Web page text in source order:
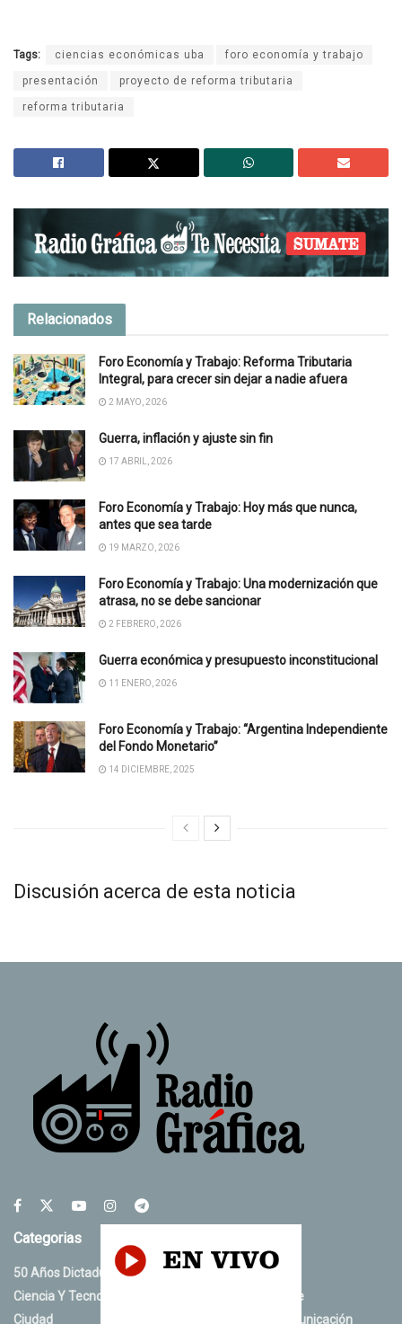
Tags: ciencias económicas uba foro economía y trabajo
presentación proyecto de reforma tributaria
reforma tributaria
Relacionados
Foro Economía y Trabajo: Reforma Tributaria
Integral, para crecer sin dejar a nadie afuera
2 MAYO, 2026
Guerra, inflación y ajuste sin fin
17 ABRIL, 2026
Foro Economía y Trabajo: Hoy más que nunca,
antes que sea tarde
19 MARZO, 2026
Foro Economía y Trabajo: Una modernización que
atrasa, no se debe sancionar
2 FEBRERO, 2026
Guerra económica y presupuesto inconstitucional
11 ENERO, 2026
Foro Economía y Trabajo: “Argentina Independiente
del Fondo Monetario”
14 DICIEMBRE, 2025
Discusión acerca de esta noticia
Categorias
50 Años Dictadura
Ciencia Y Tecnología
Ciudad
Judiciales
Medio Ambiente
Medios De Comunicación